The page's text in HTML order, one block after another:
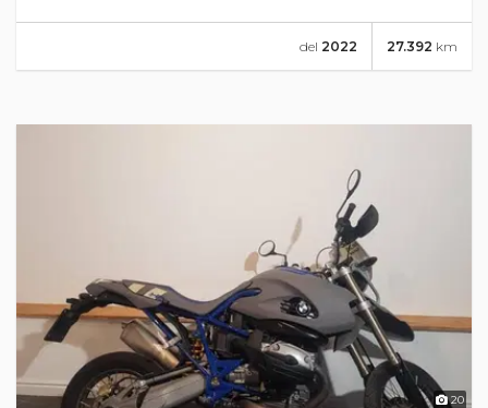
27.392 km
del 2022
20